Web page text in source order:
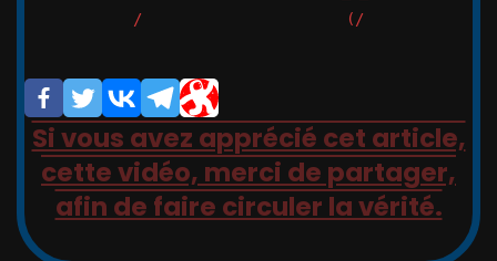
/                       _/_
Si vous avez apprécié cet article,
cette vidéo, merci de partager,